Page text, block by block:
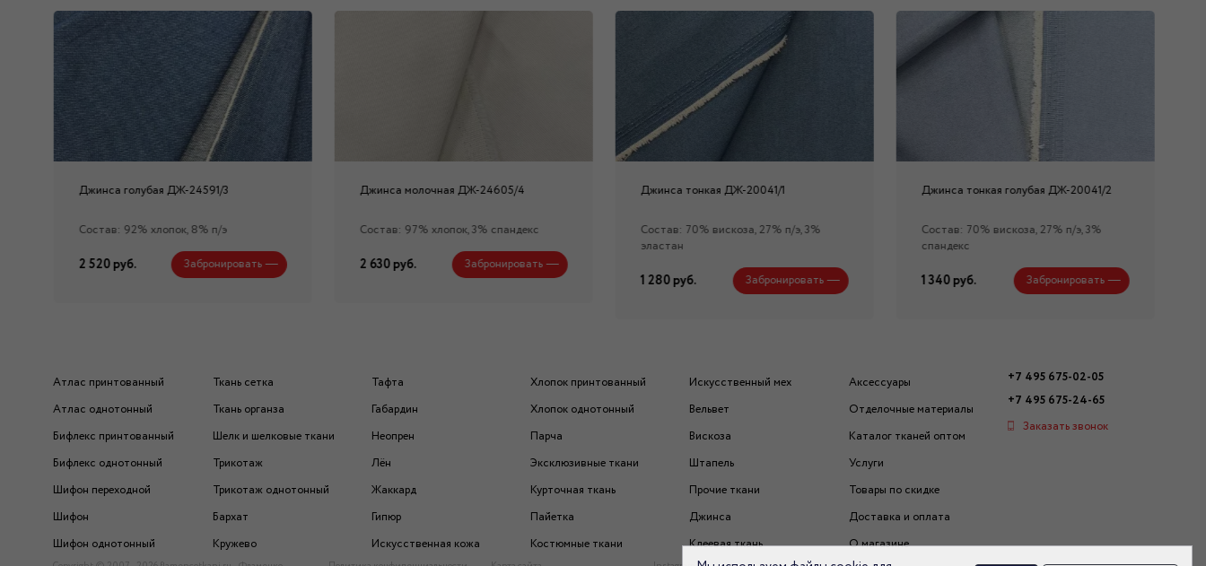
Джинса голубая ДЖ-24591/3
Состав: 92% хлопок, 8% п/э
2 520 руб. Забронировать
Джинса молочная ДЖ-24605/4
Состав: 97% хлопок, 3% спандекс
2 630 руб. Забронировать
Джинса тонкая ДЖ-20041/1
Состав: 70% вискоза, 27% п/э, 3%
эластан
1 280 руб. Забронировать
Джинса тонкая голубая ДЖ-20041/2
Состав: 70% вискоза, 27% п/э, 3%
спандекс
1 340 руб. Забронировать
Атлас принтованный
Атлас однотонный
Бифлекс принтованный
Бифлекс однотонный
Шифон переходной
Шифон
Шифон однотонный
Ткань сетка
Ткань органза
Шелк и шелковые ткани
Трикотаж
Трикотаж однотонный
Бархат
Кружево
Тафта
Габардин
Неопрен
Лён
Жаккард
Гипюр
Искусственная кожа
Хлопок принтованный
Хлопок однотонный
Парча
Эксклюзивные ткани
Курточная ткань
Пайетка
Костюмные ткани
Искусственный мех
Вельвет
Вискоза
Штапель
Прочие ткани
Джинса
Клеевая ткань
Аксессуары
Отделочные материалы
Каталог тканей оптом
Услуги
Товары по скидке
Доставка и оплата
О магазине
+7 495 675-02-05
+7 495 675-24-65
Заказать звонок